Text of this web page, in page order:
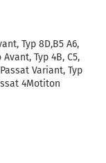
Typ 8D,B5 A6,
Typ 4B, C5,
Variant, Typ
4Motiton